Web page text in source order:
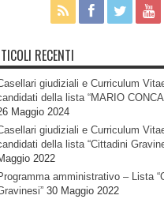
RECENTI
giudiziali e Curriculum
della lista “MARIO
Maggio 2024
giudiziali e Curriculum
della lista “Cittadini
2022
amministrativo – Lista
30 Maggio 2022